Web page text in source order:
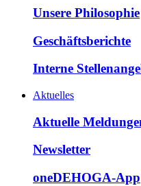
Unsere Philosophie
Geschäftsberichte
Interne
Aktuelles
Aktuelle
Newsletter
oneDEHOGA-App